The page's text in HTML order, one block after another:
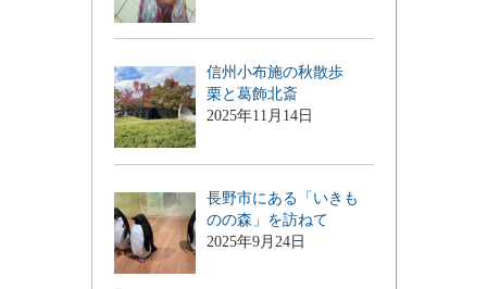
信州小布施の秋散歩
栗と葛飾北斎
2025年11月14日
長野市にある「いきも
のの森」を訪ねて
2025年9月24日